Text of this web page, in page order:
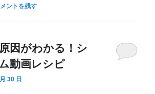
ントを残す
因がわかる！シ
動画レシピ
30 日